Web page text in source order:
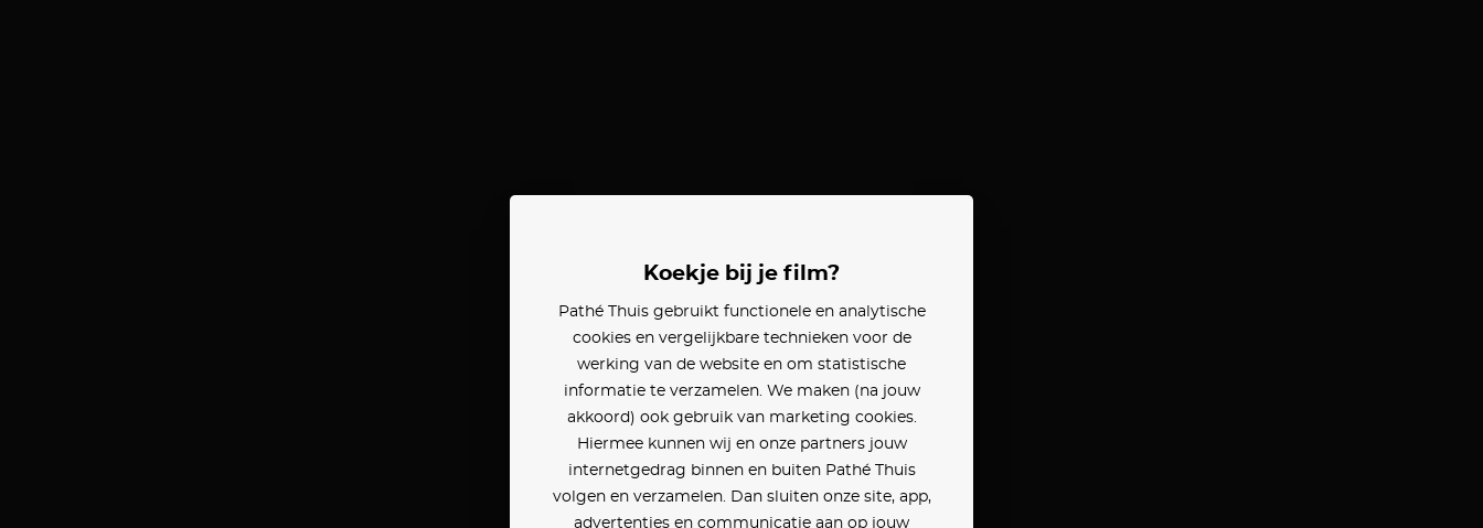
Koekje bij je film?
Pathé Thuis gebruikt functionele en analytische
cookies en vergelijkbare technieken voor de
werking van de website en om statistische
informatie te verzamelen. We maken (na jouw
akkoord) ook gebruik van marketing cookies.
Hiermee kunnen wij en onze partners jouw
internetgedrag binnen en buiten Pathé Thuis
volgen en verzamelen. Dan sluiten onze site, app,
advertenties en communicatie aan op jouw